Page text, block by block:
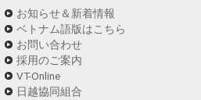
お知らせ＆新着情報
ベトナム語版はこちら
お問い合わせ
採用のご案内
VT-Online
日越協同組合